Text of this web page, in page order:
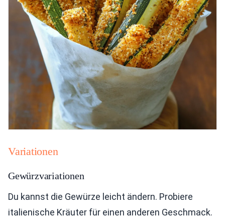
Variationen
Gewürzvariationen
Du kannst die Gewürze leicht ändern. Probiere
italienische Kräuter für einen anderen Geschmack.